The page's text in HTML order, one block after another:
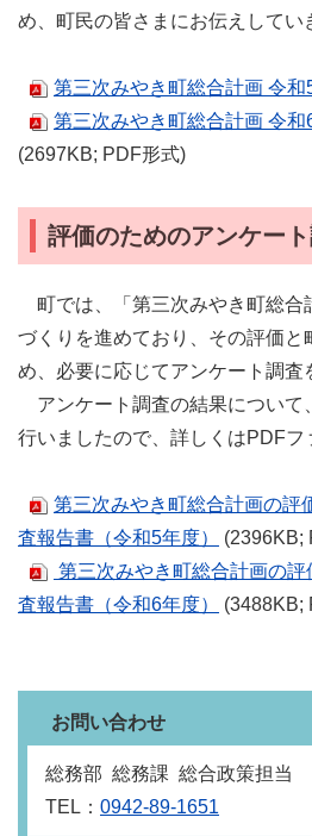
め、町民の皆さまにお伝えしてい
第三次みやき町総合計画 令
第三次みやき町総合計画 令
(2697KB; PDF形式)
評価のためのアンケー
町では、「第三次みやき町総合
づくりを進めており、その評価と
め、必要に応じてアンケート調査
アンケート調査の結果について
行いましたので、詳しくはPDFフ
第三次みやき町総合計画の評
査報告書（令和5年度）
(2396KB;
第三次みやき町総合計画の
査報告書（令和6年度）
(3488KB;
お問い合わせ
総務部 総務課 総合政策担当
TEL： 0942-89-1651